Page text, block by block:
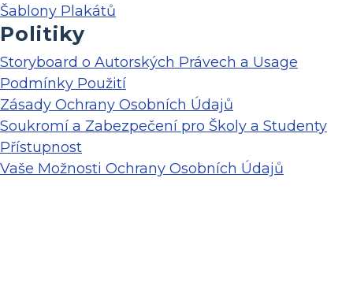
Šablony Plakátů
Politiky
Storyboard o Autorských Právech a Usage
Podmínky Použití
Zásady Ochrany Osobních Údajů
Soukromí a Zabezpečení pro Školy a Studenty
Přístupnost
Vaše Možnosti Ochrany Osobních Údajů